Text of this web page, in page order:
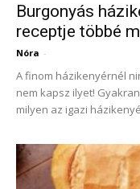
Burgonyás
receptje többé
Nóra -
A finom házikenyérnél
nem kapsz ilyet!
milyen az igazi